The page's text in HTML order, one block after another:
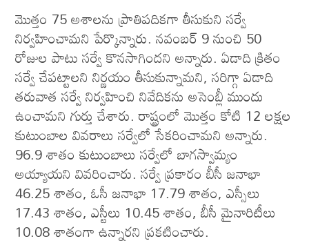
మొత్తం 75 అశాలను ప్రాతిపదికగా తీసుకుని సర్వే
నిర్వహించామని పేర్కొన్నారు. నవంబర్ 9 నుంచి 50
రోజుల పాటు సర్వే కొనసాగిందని అన్నారు. ఏడాది క్రితం
సర్వే చేపట్టాలని నిర్ణయం తీసుకున్నామని, సరిగ్గా ఏడాది
తరువాత సర్వే నిర్వహించి నివేదికను అసెంబ్లీ ముందు
ఉంచామని గుర్తు చేశారు. రాష్ట్రంలో మొత్తం కోటి 12 లక్షల
కుటుంబాల వివరాలు సర్వేలో సేకరించామని అన్నారు.
96.9 శాతం కుటుంబాలు సర్వేలో బాగస్వామ్యం
అయ్యాయని వివరించారు. సర్వే ప్రకారం బీసీ జనాభా
46.25 శాతం, ఓసీ జనాభా 17.79 శాతం, ఎస్సీలు
17.43 శాతం, ఎస్టీలు 10.45 శాతం, బీసీ మైనారిటీలు
10.08 శాతంగా ఉన్నారని ప్రకటించారు.